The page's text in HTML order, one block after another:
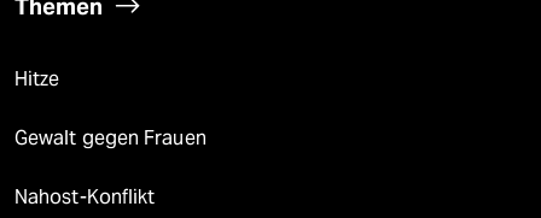
Themen
Hitze
Gewalt gegen Frauen
Nahost-Konflikt